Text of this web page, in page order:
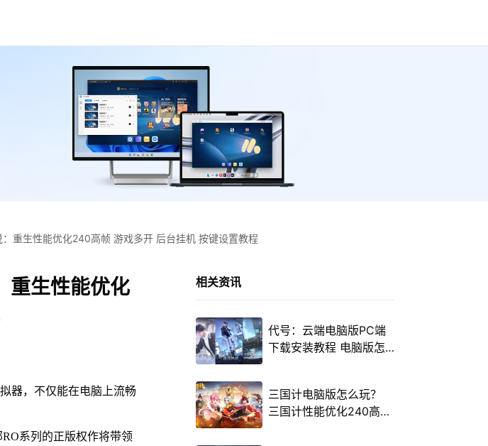
重生性能优化240高帧 游戏多开 后台挂机 按键设置教程
重生性能优化
器，不仅能在电脑上流畅
系列的正版权作将带领
相关资讯
代号：云端电脑版PC端
下载安装教程 电脑版怎
三国计电脑版怎么玩？
三国计性能优化240高帧